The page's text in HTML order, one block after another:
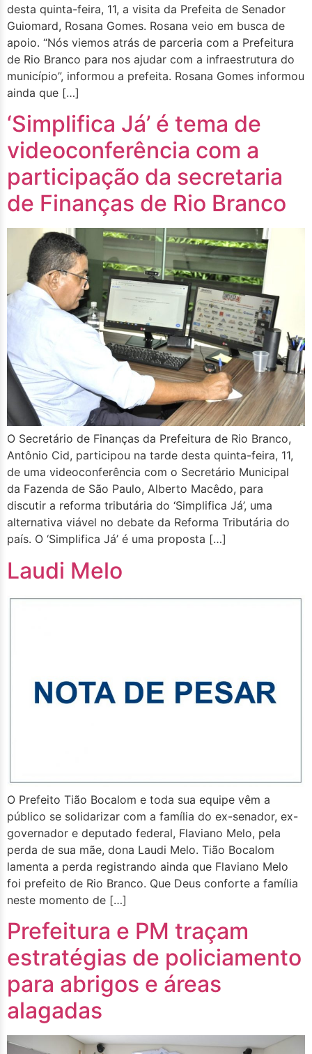
desta quinta-feira, 11, a visita da Prefeita de Senador
Guiomard, Rosana Gomes. Rosana veio em busca de
apoio. “Nós viemos atrás de parceria com a Prefeitura
de Rio Branco para nos ajudar com a infraestrutura do
município”, informou a prefeita. Rosana Gomes informou
ainda que […]
‘Simplifica Já’ é tema de
videoconferência com a
participação da secretaria
de Finanças de Rio Branco
O Secretário de Finanças da Prefeitura de Rio Branco,
Antônio Cid, participou na tarde desta quinta-feira, 11,
de uma videoconferência com o Secretário Municipal
da Fazenda de São Paulo, Alberto Macêdo, para
discutir a reforma tributária do ‘Simplifica Já’, uma
alternativa viável no debate da Reforma Tributária do
país. O ‘Simplifica Já’ é uma proposta […]
Laudi Melo
O Prefeito Tião Bocalom e toda sua equipe vêm a
público se solidarizar com a família do ex-senador, ex-
governador e deputado federal, Flaviano Melo, pela
perda de sua mãe, dona Laudi Melo. Tião Bocalom
lamenta a perda registrando ainda que Flaviano Melo
foi prefeito de Rio Branco. Que Deus conforte a família
neste momento de […]
Prefeitura e PM traçam
estratégias de policiamento
para abrigos e áreas
alagadas